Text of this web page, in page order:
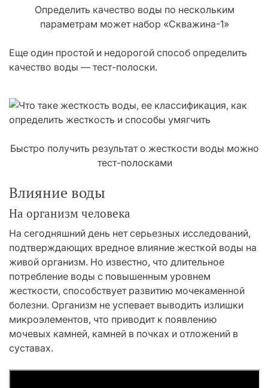
Определить качество воды по нескольким
параметрам может набор «Скважина-1»
Еще один простой и недорогой способ определить
качество воды — тест-полоски.
Быстро получить результат о жесткости воды можно
тест-полосками
Влияние воды
На организм человека
На сегодняшний день нет серьезных исследований,
подтверждающих вредное влияние жесткой воды на
живой организм. Но известно, что длительное
потребление воды с повышенным уровнем
жесткости, способствует развитию мочекаменной
болезни. Организм не успевает выводить излишки
микроэлементов, что приводит к появлению
мочевых камней, камней в почках и отложений в
суставах.